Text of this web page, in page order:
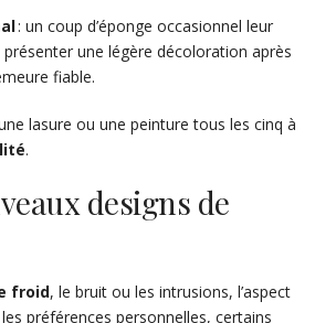
: un coup d’éponge occasionnel leur
une légère décoloration après
fiable.
lasure ou une peinture tous les cinq à
.
designs de
froid, le bruit ou les intrusions, l’aspect
préférences personnelles, certains